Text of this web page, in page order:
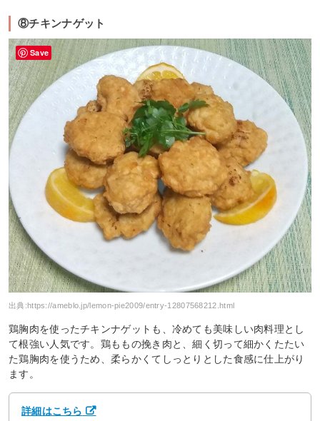
⑧チキンナゲット
出典: https://ameblo.jp/lemon-pie2009/entry-12807568212.html
鶏胸肉を使ったチキンナゲットも、冷めても美味しい肉料理とし
て根強い人気です。鶏ももの挽き肉と、細く切って細かくたたい
た鶏胸肉を使うため、柔らかくてしっとりとした食感に仕上がり
ます。
詳細はこちら
Save